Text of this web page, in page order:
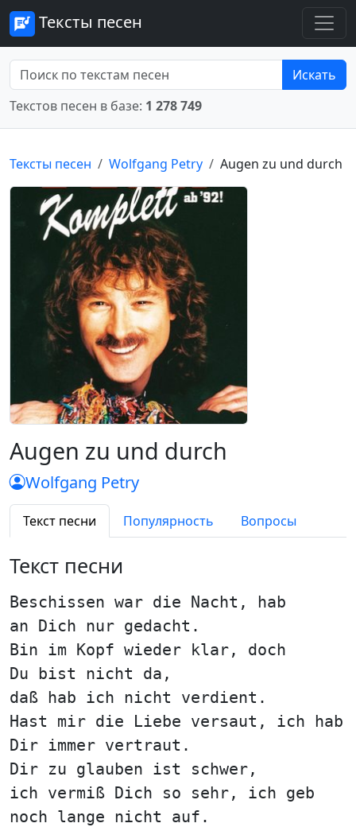
Тексты песен
Искать
Текстов песен в базе: 1 278 749
Тексты песен Wolfgang Petry Augen zu und durch
Augen zu und durch
Wolfgang Petry
Текст песни Популярность Вопросы
Текст песни
Beschissen war die Nacht, hab
an Dich nur gedacht.
Bin im Kopf wieder klar, doch
Du bist nicht da,
daß hab ich nicht verdient.
Hast mir die Liebe versaut, ich hab
Dir immer vertraut.
Dir zu glauben ist schwer,
ich vermiß Dich so sehr, ich geb
noch lange nicht auf.